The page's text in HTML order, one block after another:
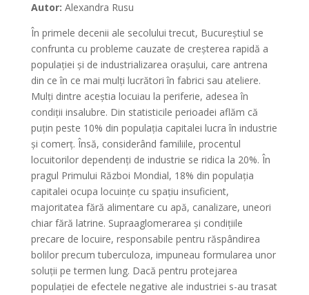
Autor: Alexandra Rusu
În primele decenii ale secolului trecut, Bucureștiul se
confrunta cu probleme cauzate de creșterea rapidă a
populației și de industrializarea orașului, care antrena
din ce în ce mai mulți lucrători în fabrici sau ateliere.
Mulți dintre aceștia locuiau la periferie, adesea în
condiții insalubre. Din statisticile perioadei aflăm că
puțin peste 10% din populația capitalei lucra în industrie
și comerț. Însă, considerând familiile, procentul
locuitorilor dependenți de industrie se ridica la 20%. În
pragul Primului Război Mondial, 18% din populația
capitalei ocupa locuințe cu spațiu insuficient,
majoritatea fără alimentare cu apă, canalizare, uneori
chiar fără latrine. Supraaglomerarea și condițiile
precare de locuire, responsabile pentru răspândirea
bolilor precum tuberculoza, impuneau formularea unor
soluții pe termen lung. Dacă pentru protejarea
populației de efectele negative ale industriei s-au trasat